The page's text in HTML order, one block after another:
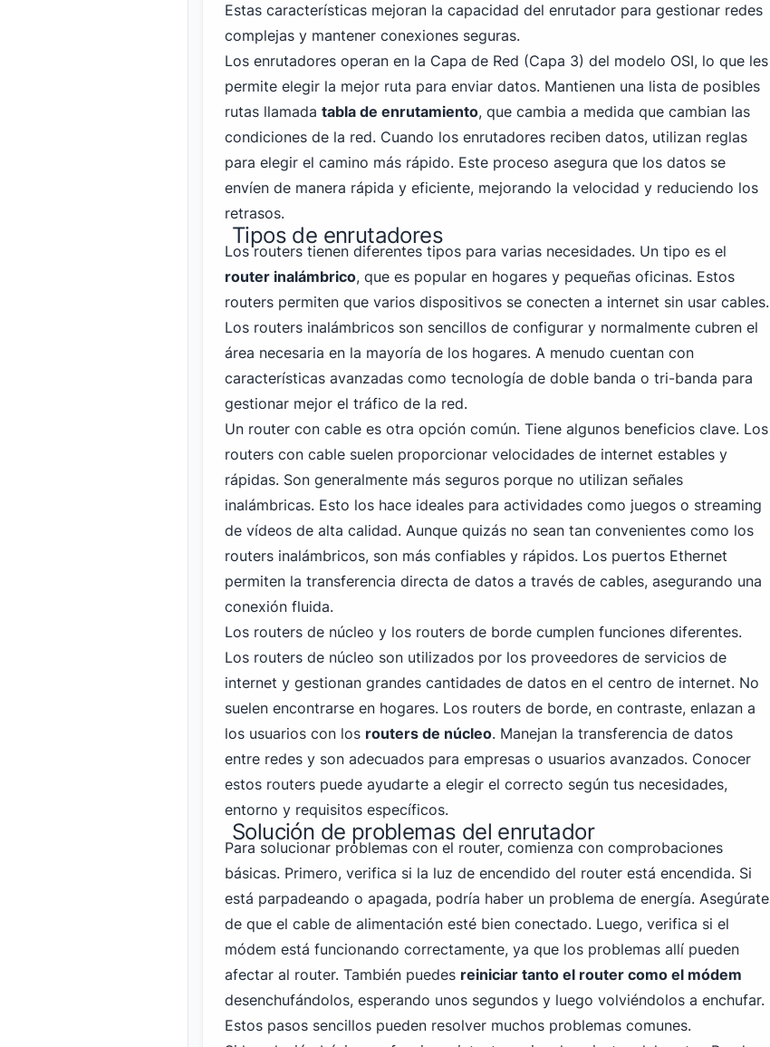
Estas características mejoran la capacidad del enrutador para gestionar redes
complejas y mantener conexiones seguras.
Los enrutadores operan en la Capa de Red (Capa 3) del modelo OSI, lo que les
permite elegir la mejor ruta para enviar datos. Mantienen una lista de posibles
rutas llamada tabla de enrutamiento, que cambia a medida que cambian las
condiciones de la red. Cuando los enrutadores reciben datos, utilizan reglas
para elegir el camino más rápido. Este proceso asegura que los datos se
envíen de manera rápida y eficiente, mejorando la velocidad y reduciendo los
retrasos.
Tipos de enrutadores
Los routers tienen diferentes tipos para varias necesidades. Un tipo es el
router inalámbrico, que es popular en hogares y pequeñas oficinas. Estos
routers permiten que varios dispositivos se conecten a internet sin usar cables.
Los routers inalámbricos son sencillos de configurar y normalmente cubren el
área necesaria en la mayoría de los hogares. A menudo cuentan con
características avanzadas como tecnología de doble banda o tri-banda para
gestionar mejor el tráfico de la red.
Un router con cable es otra opción común. Tiene algunos beneficios clave. Los
routers con cable suelen proporcionar velocidades de internet estables y
rápidas. Son generalmente más seguros porque no utilizan señales
inalámbricas. Esto los hace ideales para actividades como juegos o streaming
de vídeos de alta calidad. Aunque quizás no sean tan convenientes como los
routers inalámbricos, son más confiables y rápidos. Los puertos Ethernet
permiten la transferencia directa de datos a través de cables, asegurando una
conexión fluida.
Los routers de núcleo y los routers de borde cumplen funciones diferentes.
Los routers de núcleo son utilizados por los proveedores de servicios de
internet y gestionan grandes cantidades de datos en el centro de internet. No
suelen encontrarse en hogares. Los routers de borde, en contraste, enlazan a
los usuarios con los routers de núcleo. Manejan la transferencia de datos
entre redes y son adecuados para empresas o usuarios avanzados. Conocer
estos routers puede ayudarte a elegir el correcto según tus necesidades,
entorno y requisitos específicos.
Solución de problemas del enrutador
Para solucionar problemas con el router, comienza con comprobaciones
básicas. Primero, verifica si la luz de encendido del router está encendida. Si
está parpadeando o apagada, podría haber un problema de energía. Asegúrate
de que el cable de alimentación esté bien conectado. Luego, verifica si el
módem está funcionando correctamente, ya que los problemas allí pueden
afectar al router. También puedes reiniciar tanto el router como el módem
desenchufándolos, esperando unos segundos y luego volviéndolos a enchufar.
Estos pasos sencillos pueden resolver muchos problemas comunes.